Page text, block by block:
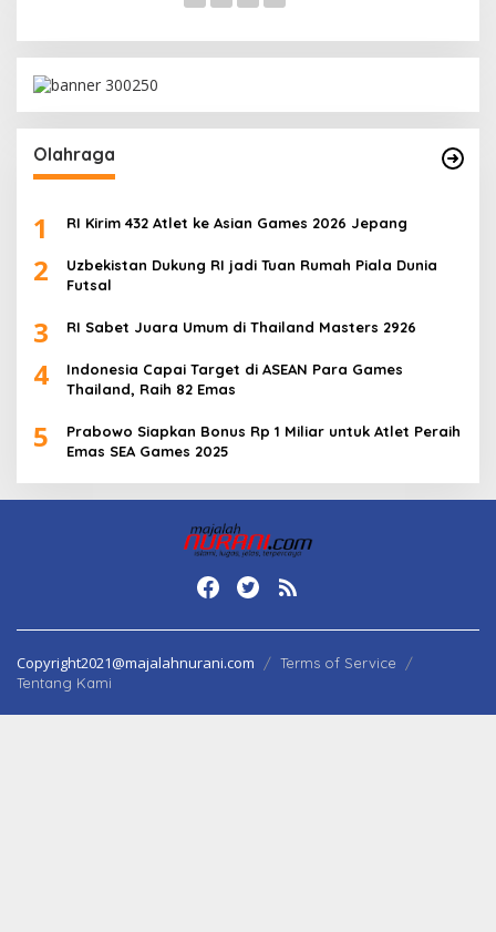
Olahraga
1 RI Kirim 432 Atlet ke Asian Games 2026 Jepang
2
Uzbekistan Dukung RI jadi Tuan Rumah Piala Dunia
Futsal
3 RI Sabet Juara Umum di Thailand Masters 2926
4
Indonesia Capai Target di ASEAN Para Games
Thailand, Raih 82 Emas
5
Prabowo Siapkan Bonus Rp 1 Miliar untuk Atlet Peraih
Emas SEA Games 2025
Copyright2021@majalahnurani.com
Terms of Service
Tentang Kami